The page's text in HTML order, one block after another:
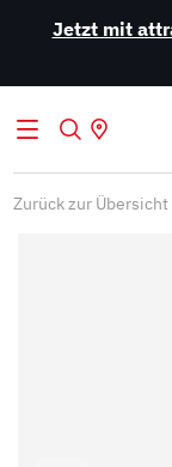
Jetzt mit
Zurück zur Übersicht